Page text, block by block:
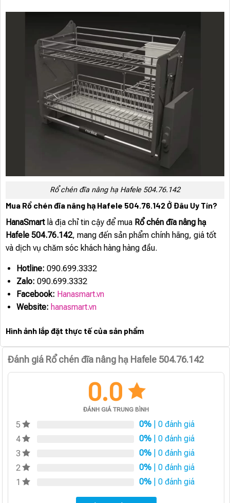
Rổ chén đĩa nâng hạ Hafele 504.76.142
Mua Rổ chén đĩa nâng hạ Hafele 504.76.142 Ở Đâu Uy Tín?
HanaSmartlà địa chỉ tin cậy để mua Rổ chén đĩa nâng hạ
Hafele 504.76.142, mang đến sản phẩm chính hãng, giá tốt
và dịch vụ chăm sóc khách hàng hàng đầu.
Hotline: 090.699.3332
Zalo: 090.699.3332
Facebook: Hanasmart.vn
Website: hanasmart.vn
Hình ảnh lắp đặt thực tế của sản phẩm
Đánh giá Rổ chén đĩa nâng hạ Hafele 504.76.142
0.0
ĐÁNH GIÁ TRUNG BÌNH
5 0% | 0 đánh giá
4
0% | 0 đánh giá
3
0% | 0 đánh giá
2
0% | 0 đánh giá
1
0% | 0 đánh giá